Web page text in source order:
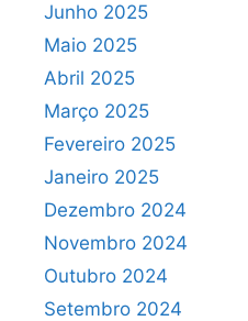
Junho 2025
Maio 2025
Abril 2025
Março 2025
Fevereiro 2025
Janeiro 2025
Dezembro 2024
Novembro 2024
Outubro 2024
Setembro 2024